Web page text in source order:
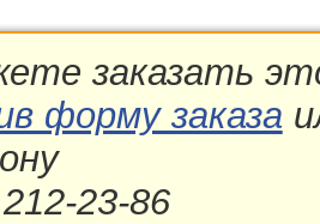
заказать
форму заказа
23-86